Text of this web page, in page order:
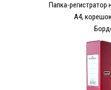
Папка-регистратор
А4,